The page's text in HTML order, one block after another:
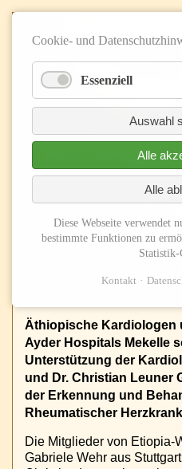
Erste RHD Schulung
Äthiopische Kardiologen
Ayder Hospitals Mekelle
Unterstützung der
und Dr. Christian Leuner
der Erkennung und
Rheumatischer
Die Mitglieder von Etiopia-
Gabriele Wehr aus
Cookie- und
Essenziell
Auswahl
Alle
Alle
Diese Webseite verwendet
bestimmte Funktionen zu
Statistik-
Kontakt